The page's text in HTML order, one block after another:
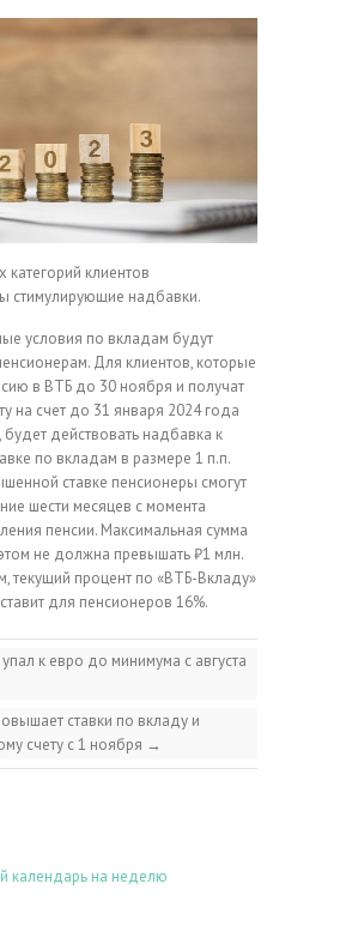
категорий клиентов
стимулирующие надбавки.
условия по вкладам будут
Для клиентов, которые
в ВТБ до 30 ноября и получат
на счет до 31 января 2024 года
будет действовать надбавка к
по вкладам в размере 1 п.п.
ставке пенсионеры смогут
шести месяцев с момента
пенсии. Максимальная сумма
не должна превышать ₽1 млн.
текущий процент по «ВТБ-Вкладу»
для пенсионеров 16%.
к евро до минимума с августа
ставки по вкладу и
счету с 1 ноября →
календарь на неделю